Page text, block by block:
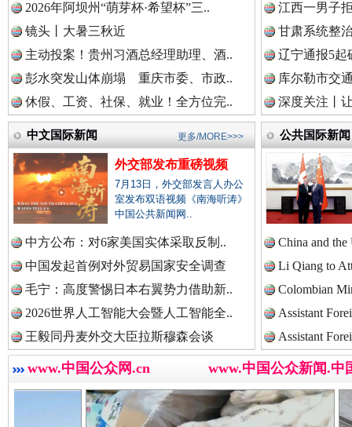
中国法制新闻网.
中国法治新闻网.
中国法院新闻网.
中国检察新闻网.
中国医药新闻网.
中国企业新闻网.
巳巳如意，开工大吉！ 三轮上
“后车司机肯定在骂我” 全民健
2026年阿坝州“萌芽杯·希望杯”三..
镜头丨大暑三秋近
主动投案！贵州习酒总经理助理、酒..
彭水突发山体崩塌 重庆市委、市政..
休假、工资、社保、就业！全方位完..
江西一男子
甘肃系统整
辽宁通报5起
库尔勒市交
深度关注丨
中文国际新闻
外交部发布重磅视频
7月13日，外交部发言人办公
室发布双语视频《南海听涛》
中国公共新闻网..
中方公布：对6家美国实体采取反制..
中国发起首例对外贸易国家安全调查
毛宁：高度警惕日本右翼势力借助新..
2026世界人工智能大会暨人工智能全..
王毅同丹麦外交大臣拉斯穆森会谈
更多/MORE>>> 公共国际新闻
China and
Li Qiang to
Colombian
Assistant
Assistant
www.中国公众网.cn www.中国公众新闻.中